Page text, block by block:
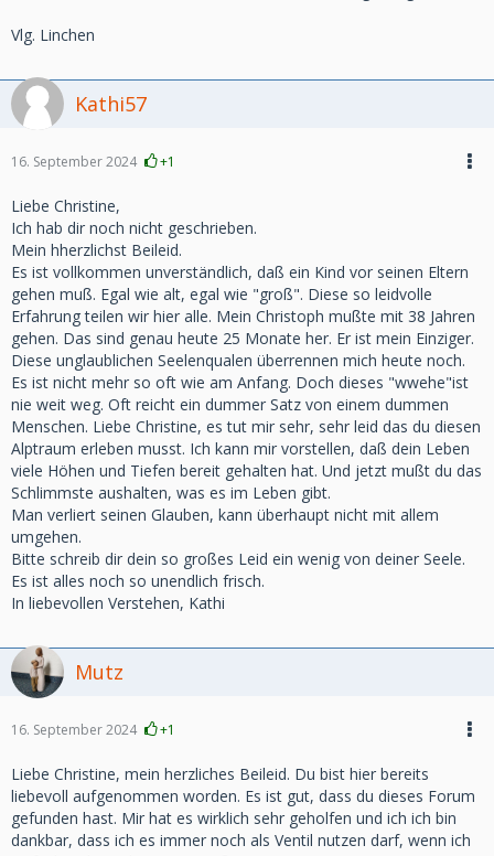
Vlg. Linchen
Kathi57
16. September 2024 +1
Liebe Christine,
Ich hab dir noch nicht geschrieben.
Mein hherzlichst Beileid.
Es ist vollkommen unverständlich, daß ein Kind vor seinen Eltern
gehen muß. Egal wie alt, egal wie "groß". Diese so leidvolle
Erfahrung teilen wir hier alle. Mein Christoph mußte mit 38 Jahren
gehen. Das sind genau heute 25 Monate her. Er ist mein Einziger.
Diese unglaublichen Seelenqualen überrennen mich heute noch.
Es ist nicht mehr so oft wie am Anfang. Doch dieses "wwehe"ist
nie weit weg. Oft reicht ein dummer Satz von einem dummen
Menschen. Liebe Christine, es tut mir sehr, sehr leid das du diesen
Alptraum erleben musst. Ich kann mir vorstellen, daß dein Leben
viele Höhen und Tiefen bereit gehalten hat. Und jetzt mußt du das
Schlimmste aushalten, was es im Leben gibt.
Man verliert seinen Glauben, kann überhaupt nicht mit allem
umgehen.
Bitte schreib dir dein so großes Leid ein wenig von deiner Seele.
Es ist alles noch so unendlich frisch.
In liebevollen Verstehen, Kathi
Mutz
16. September 2024 +1
Liebe Christine, mein herzliches Beileid. Du bist hier bereits
liebevoll aufgenommen worden. Es ist gut, dass du dieses Forum
gefunden hast. Mir hat es wirklich sehr geholfen und ich ich bin
dankbar, dass ich es immer noch als Ventil nutzen darf, wenn ich